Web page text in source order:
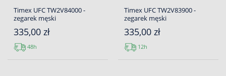
Timex UFC TW2V84000 -
zegarek męski
335,00 zł
48h
Timex UFC TW2V83900 -
zegarek męski
335,00 zł
12h